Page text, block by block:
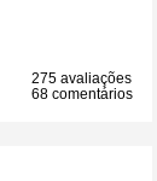
275 avaliações
68 comentários